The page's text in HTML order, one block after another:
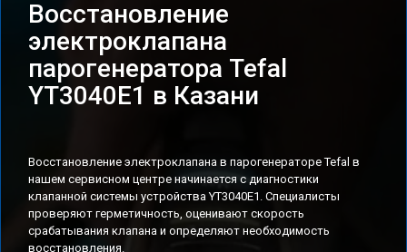
Восстановление
электроклапана
парогенератора Tefal
YT3040E1 в Казани
Восстановление электроклапана в парогенераторе Tefal в
нашем сервисном центре начинается с диагностики
клапанной системы устройства YT3040E1. Специалисты
проверяют герметичность, оценивают скорость
срабатывания клапана и определяют необходимость
восстановления.